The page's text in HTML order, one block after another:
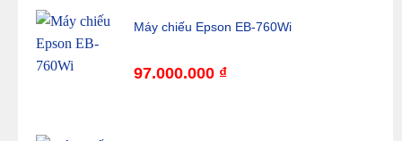
Máy chiếu Epson EB-760Wi
97.000.000 ₫